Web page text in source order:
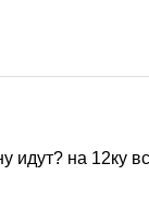
идут? на 12ку